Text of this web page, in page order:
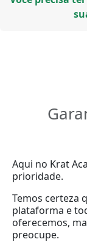
Aqui no Krat
prioridade.
Temos certeza
plataforma e
oferecemos,
preocupe.